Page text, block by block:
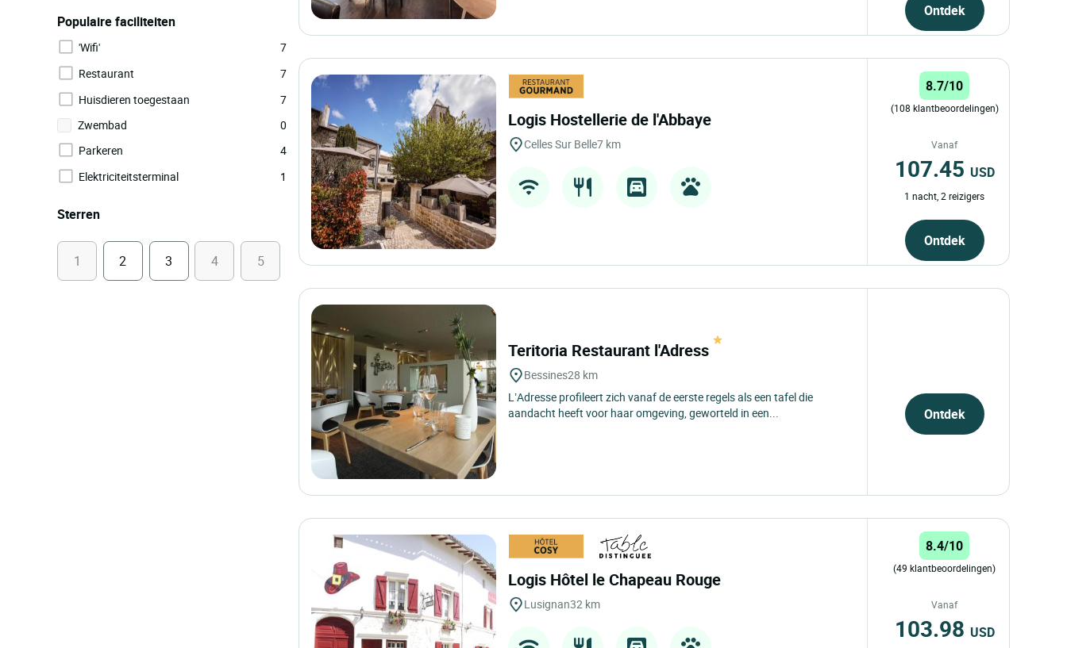
Populaire faciliteiten
'Wifi'
7
Restaurant
7
Huisdieren toegestaan
7
Zwembad
0
Parkeren
4
Elektriciteitsterminal
1
Sterren
1 2 3 4 5
Ontdek
Logis Hostellerie de l'Abbaye
Celles Sur Belle7 km
8.7/10
(108 klantbeoordelingen)
Vanaf
107.45 USD
1 nacht, 2 reizigers
Ontdek
Teritoria Restaurant l'Adress
Bessines28 km
L’Adresse profileert zich vanaf de eerste regels als een tafel die
aandacht heeft voor haar omgeving, geworteld in een...
Ontdek
Logis Hôtel le Chapeau Rouge
Lusignan32 km
8.4/10
(49 klantbeoordelingen)
Vanaf
103.98 USD